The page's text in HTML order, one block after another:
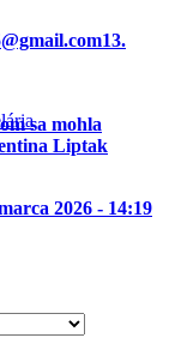
13.
sa mohla
Liptak
2026 - 14:19